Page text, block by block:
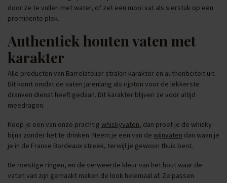
door ze te vullen met water, of zet een mooi vat als sierstuk op een
prominente plek.
Authentiek houten vaten met
karakter
Alle producten van Barrelatelier stralen karakter en authenticiteit uit.
Dit komt omdat de vaten jarenlang als rijpton voor de lekkerste
dranken dienst heeft gedaan. Dit karakter blijven ze voor altijd
meedragen.
Koop je een van onze prachtig whiskyvaten, dan proef je de whisky
bijna zonder het te drinken. Neem je een van de wijnvaten dan waan je
je in de Franse Bordeaux streek, terwijl je gewoon thuis bent.
De roestige ringen, en de verweerde kleur van het hout waar de
vaten van zijn gemaakt maken de look helemaal af. Ze passen